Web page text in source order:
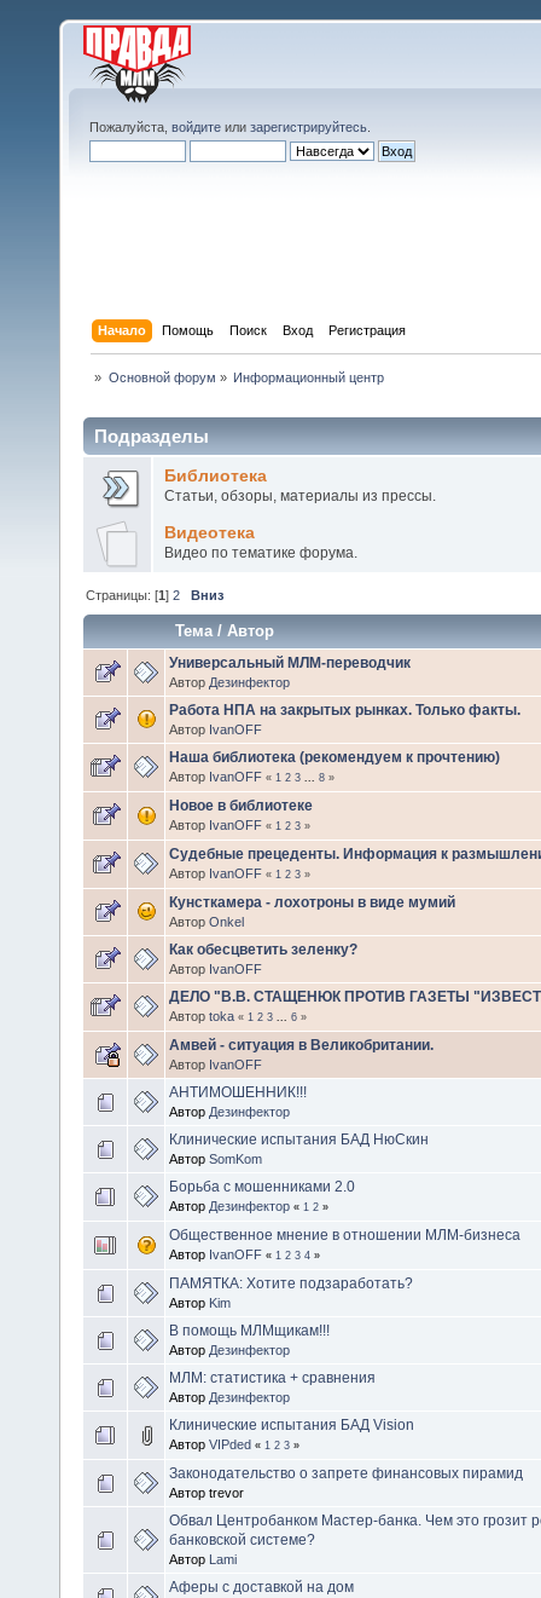
Пожалуйста, войдите или зарегистрируйтесь
Начало Помощь Поиск Вход Регистрация
» Основной форум » Информационный центр
Подразделы
Библиотека
Статьи, обзоры, материалы из прессы.
Видеотека
Видео по тематике форума.
Страницы: [1]2 Вниз
Тема/Автор
Универсальный МЛМ-переводчик
Автор Дезинфектор
Работа НПА на закрытых рынках. Только факты.
Автор IvanOFF
Наша библиотека (рекомендуем к прочтению)
Автор IvanOFF « 1 2 3 ... 8 »
Новое в библиотеке
Автор IvanOFF « 1 2 3 »
Судебные прецеденты. Информация к
Автор IvanOFF « 1 2 3 »
Кунсткамера - лохотроны в виде мумий
Автор Onkel
Как обесцветить зеленку?
Автор IvanOFF
ДЕЛО "В.В. СТАЩЕНЮК ПРОТИВ ГАЗЕТЫ
Автор toka « 1 2 3 ... 6 »
Амвей - ситуация в Великобритании.
Автор IvanOFF
АНТИМОШЕННИК!!!
Автор Дезинфектор
Клинические испытания БАД НюСкин
Автор SomKom
Борьба с мошенниками 2.0
Автор Дезинфектор « 1 2 »
Общественное мнение в отношении МЛМ-бизнеса
Автор IvanOFF « 1 2 3 4 »
ПАМЯТКА: Хотите подзаработать?
Автор Kim
В помощь МЛМщикам!!!
Автор Дезинфектор
МЛМ: статистика + сравнения
Автор Дезинфектор
Клинические испытания БАД Vision
Автор VIPded « 1 2 3 »
Законодательство о запрете финансовых пирамид
Автор trevor
Обвал Центробанком Мастер-банка. Чем это грозит
банковской системе?
Автор Lami
Аферы с доставкой на дом